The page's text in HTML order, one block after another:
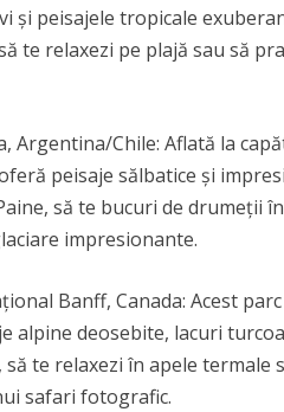
și peisajele tropicale
te relaxezi pe plajă sau să
Argentina/Chile: Aflată la
peisaje sălbatice și
să te bucuri de drumeții
impresionante.
Banff, Canada: Acest
alpine deosebite, lacuri
te relaxezi în apele termale
safari fotografic.